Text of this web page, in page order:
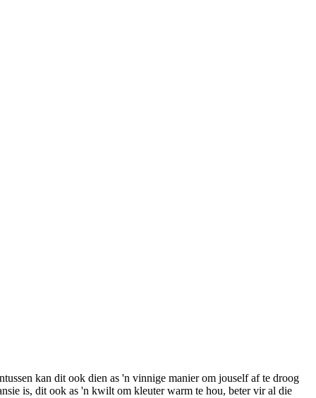
kan dit ook dien as 'n vinnige manier om jouself af te droog
is, dit ook as 'n kwilt om kleuter warm te hou, beter vir al die